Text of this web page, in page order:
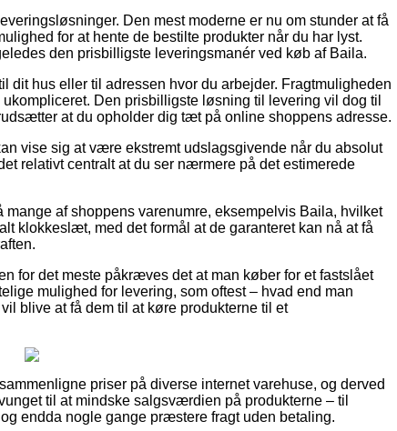
Den mest moderne er nu om stunder at få
for at hente de bestilte produkter når du har lyst.
den prisbilligste leveringsmanér ved køb af Baila.
dit hus eller til adressen hvor du arbejder. Fragtmuligheden
Den prisbilligste løsning til levering vil dog til
at du opholder dig tæt på online shoppens adresse.
vise sig at være ekstremt udslagsgivende når du absolut
relativt centralt at du ser nærmere på det estimerede
af shoppens varenumre, eksempelvis Baila, hvilket
klokkeslæt, med det formål at de garanteret kan nå at få
for det meste påkræves det at man køber for et fastslået
mulighed for levering, som oftest – hvad end man
blive at få dem til at køre produkterne til et
priser på diverse internet varehuse, og derved
til at mindske salgsværdien på produkterne – til
endda nogle gange præstere fragt uden betaling.